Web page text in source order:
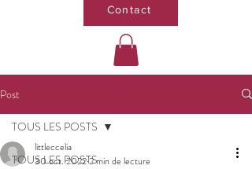
Contact
Post
TOUS LES POSTS
TOUS LES POSTS
littleccelia
30 oct. 20222 min de lecture